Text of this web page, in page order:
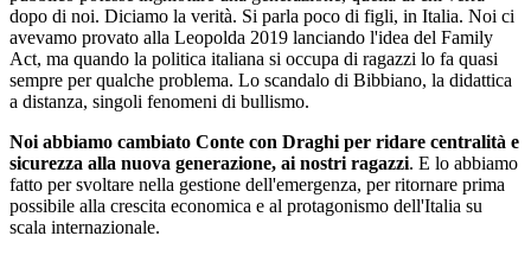
dopo di noi. Diciamo la verità. Si parla poco di figli, in Italia. Noi ci
avevamo provato alla Leopolda 2019 lanciando l'idea del Family
Act, ma quando la politica italiana si occupa di ragazzi lo fa quasi
sempre per qualche problema. Lo scandalo di Bibbiano, la didattica
a distanza, singoli fenomeni di bullismo.
Noi abbiamo cambiato Conte con Draghi per ridare centralità e
sicurezza alla nuova generazione, ai nostri ragazzi. E lo abbiamo
fatto per svoltare nella gestione dell'emergenza, per ritornare prima
possibile alla crescita economica e al protagonismo dell'Italia su
scala internazionale.